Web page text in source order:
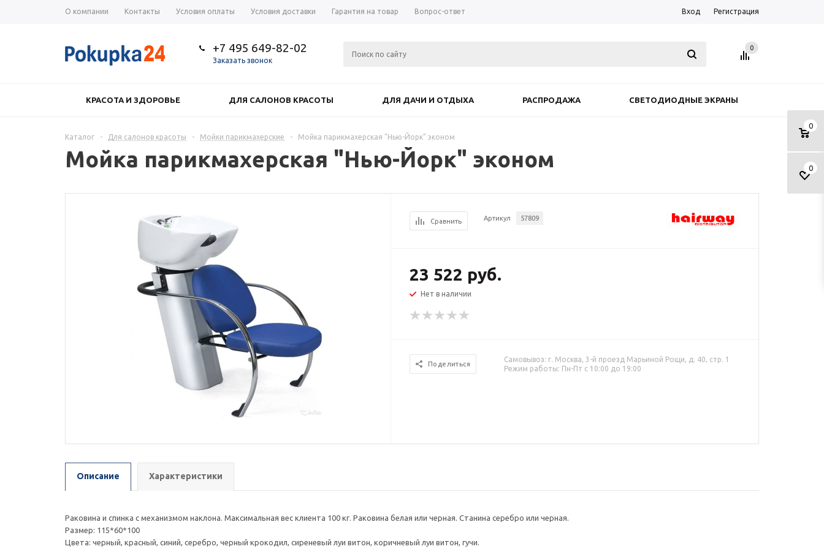
О компании Контакты Условия оплаты Условия доставки Гарантия на товар Вопрос-ответ Вход Регистрация
+7 495 649-82-02
Заказать звонок
0
0
0
КРАСОТА И ЗДОРОВЬЕ ДЛЯ САЛОНОВ КРАСОТЫ ДЛЯ ДАЧИ И ОТДЫХА РАСПРОДАЖА СВЕТОДИОДНЫЕ ЭКРАНЫ
Каталог - Для салонов красоты - Мойки парикмахерские - Мойка парикмахерская "Нью-Йорк" эконом
Мойка парикмахерская "Нью-Йорк" эконом
Сравнить Артикул 57809
23 522 руб.
Нет в наличии
Поделиться
Самовывоз: г. Москва, 3-й проезд Марьиной Рощи, д. 40, стр. 1
Режим работы: Пн-Пт с 10:00 до 19:00
Описание Характеристики
Раковина и спинка с механизмом наклона. Максимальная вес клиента 100 кг. Раковина белая или черная. Станина серебро или черная.
Размер: 115*60*100
Цвета: черный, красный, синий, серебро, черный крокодил, сиреневый луи витон, коричневый луи витон, гучи.